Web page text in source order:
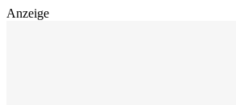
Anzeige